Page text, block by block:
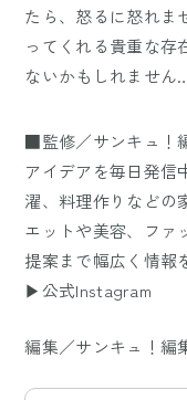
たら、怒るに怒れま
ってくれる貴重な存
ないかもしれません
■監修／サンキュ！
アイデアを毎日発信
濯、料理作りなどの
エットや美容、ファ
提案まで幅広く情報
▶公式Instagram
編集／サンキュ！編